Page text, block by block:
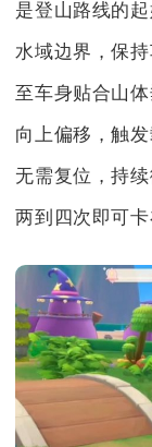
是登山路线的
水域边界，保
至车身贴合山
向上偏移，触
无需复位，持
两到四次即可卡